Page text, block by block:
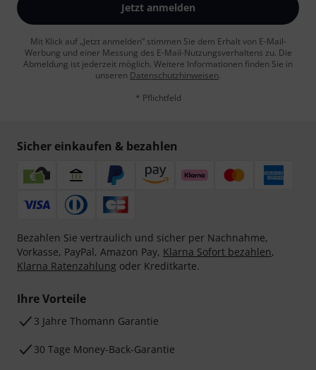
Jetzt anmelden
Mit Klick auf „Jetzt anmelden“ stimmen Sie dem Erhalt von E-Mail-
Werbung und einer Messung des E-Mail-Nutzungsverhaltens zu. Die
Abmeldung ist jederzeit möglich. Weitere Informationen finden Sie in
unseren Datenschutzhinweisen.
* Pflichtfeld
Sicher einkaufen & bezahlen
Bezahlen Sie vertraulich und sicher per Nachnahme,
Vorkasse, PayPal, Amazon Pay, Klarna Sofort bezahlen,
Klarna Ratenzahlung oder Kreditkarte.
Ihre Vorteile
3 Jahre Thomann Garantie
30 Tage Money-Back-Garantie